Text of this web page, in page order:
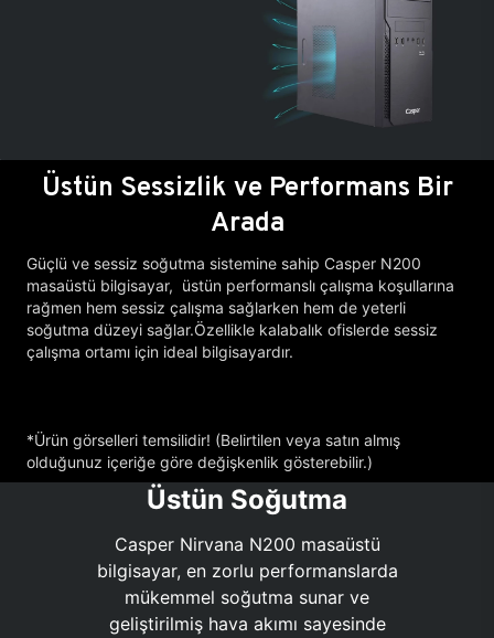
Üstün Sessizlik ve Performans Bir
Arada
Güçlü ve sessiz soğutma sistemine sahip Casper N200
masaüstü bilgisayar, üstün performanslı çalışma koşullarına
rağmen hem sessiz çalışma sağlarken hem de yeterli
soğutma düzeyi sağlar.Özellikle kalabalık ofislerde sessiz
çalışma ortamı için ideal bilgisayardır.
*Ürün görselleri temsilidir! (Belirtilen veya satın almış
olduğunuz içeriğe göre değişkenlik gösterebilir.)
Üstün Soğutma
Casper Nirvana N200 masaüstü
bilgisayar, en zorlu performanslarda
mükemmel soğutma sunar ve
geliştirilmiş hava akımı sayesinde